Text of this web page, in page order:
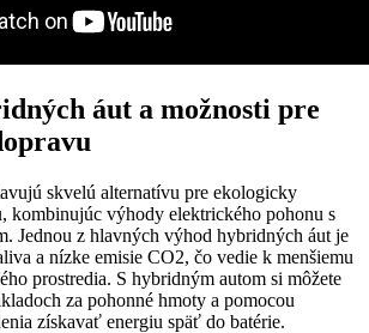
áut a možnosti pre
skvelú alternatívu pre ekologicky
kombinujúc výhody elektrického pohonu s
Jednou z hlavných výhod hybridných áut je
a nízke emisie CO2, čo vedie k menšiemu
prostredia. S hybridným autom si môžete
za pohonné hmoty a pomocou
získavať energiu späť do batérie.